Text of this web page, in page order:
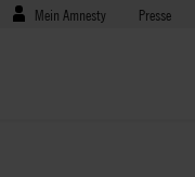
Benutzermenü
Mein Amnesty Presse
Presse